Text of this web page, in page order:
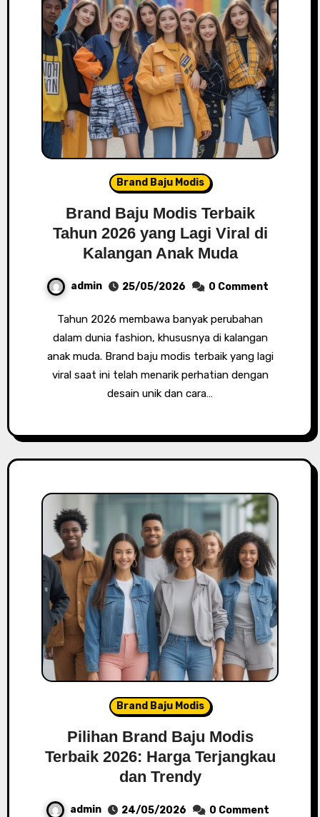
Brand Baju Modis
Brand Baju Modis Terbaik
Tahun 2026 yang Lagi Viral di
Kalangan Anak Muda
admin 25/05/2026 0 Comment
Tahun 2026 membawa banyak perubahan
dalam dunia fashion, khususnya di kalangan
anak muda. Brand baju modis terbaik yang lagi
viral saat ini telah menarik perhatian dengan
desain unik dan cara…
Brand Baju Modis
Pilihan Brand Baju Modis
Terbaik 2026: Harga Terjangkau
dan Trendy
admin 24/05/2026 0 Comment